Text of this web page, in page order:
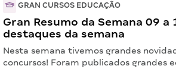
GRAN CURSOS EDUCAÇÃO
Gran Resumo da Semana 09 a
destaques da semana
Nesta semana tivemos grandes
concursos! Foram publicados grandes